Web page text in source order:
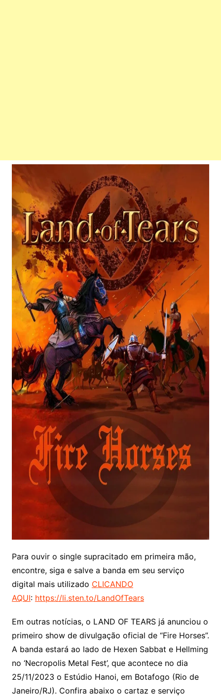
Para ouvir o single supracitado em primeira mão,
encontre, siga e salve a banda em seu serviço
digital mais utilizado CLICANDO
AQUI: https://li.sten.to/LandOfTears
Em outras notícias, o LAND OF TEARS já anunciou o
primeiro show de divulgação oficial de “Fire Horses”.
A banda estará ao lado de Hexen Sabbat e Hellming
no ‘Necropolis Metal Fest’, que acontece no dia
25/11/2023 o Estúdio Hanoi, em Botafogo (Rio de
Janeiro/RJ). Confira abaixo o cartaz e serviço